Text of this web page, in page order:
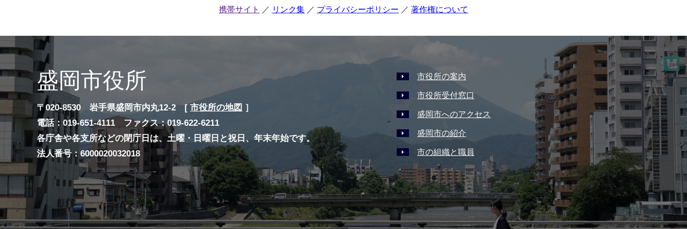
携帯サイト リンク集 プライバシーポリシー 著作権について
盛岡市役所
〒020-8530 岩手県盛岡市内丸12-2 [ 市役所の地図 ］
電話：019-651-4111 ファクス：019-622-6211
各庁舎や各支所などの閉庁日は、土曜・日曜日と祝日、年末年始です。
法人番号：6000020032018
市役所の案内
市役所受付窓口
盛岡市へのアクセス
盛岡市の紹介
市の組織と職員